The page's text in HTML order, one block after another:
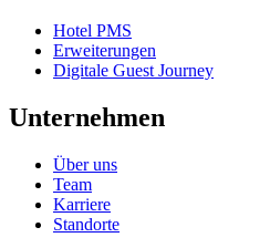
Hotel PMS
Erweiterungen
Digitale Guest Journey
Unternehmen
Über uns
Team
Karriere
Standorte